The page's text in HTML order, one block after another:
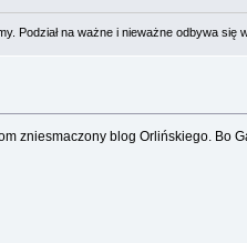
Podział na ważne i nieważne odbywa się
zniesmaczony blog Orlińskiego. Bo